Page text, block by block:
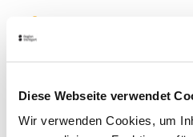
Diese Webseite verwendet
Wir verwenden Cookies, um
Hinweis an die